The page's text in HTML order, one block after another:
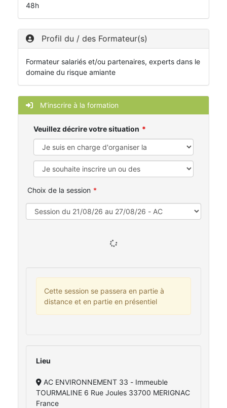
48h
Profil du / des Formateur(s)
Formateur salariés et/ou partenaires, experts dans le
domaine du risque amiante
M'inscrire à la formation
Veuillez décrire votre situation
Choix de la session
Cette session se passera en partie à
distance et en partie en présentiel
Lieu
TOURMALINE 6 Rue Joules 33700 MERIGNAC
France